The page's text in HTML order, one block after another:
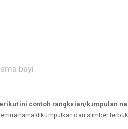
ini contoh rangkaian/kumpulan
nama dikumpulkan dari sumber